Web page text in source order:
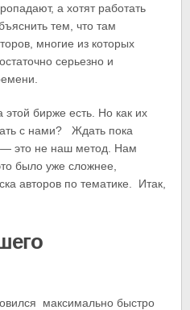
а хотят работать
тем, что там
многие из которых
серьезно и
бирже есть. Но как их
с нами? Ждать пока
это не наш метод. Нам
было уже сложнее,
авторов по тематике. Итак,
максимально быстро